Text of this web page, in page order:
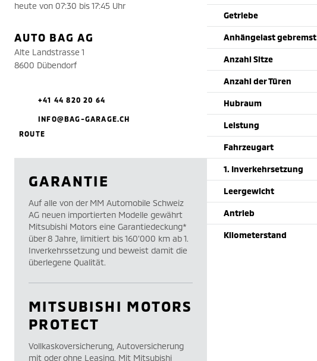
Getriebe
Anhängelast gebremst
Anzahl Sitze
Anzahl der Türen
Hubraum
Leistung
Fahrzeugart
1. Inverkehrsetzung
Leergewicht
Antrieb
Kilometerstand
heute von 07:30 bis 17:45 Uhr
AUTO BAG AG
Alte Landstrasse 1
8600 Dübendorf
+41 44 820 20 64
INFO@BAG-GARAGE.CH
ROUTE
GARANTIE
Auf alle von der MM Automobile Schweiz
AG neuen importierten Modelle gewährt
Mitsubishi Motors eine Garantiedeckung*
über 8 Jahre, limitiert bis 160’000 km ab 1.
Inverkehrssetzung und beweist damit die
überlegene Qualität.
MITSUBISHI MOTORS
PROTECT
Vollkaskoversicherung, Autoversicherung
mit oder ohne Leasing. Mit Mitsubishi